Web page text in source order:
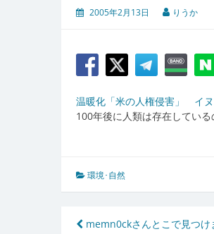
2005年2月13日 りうか
温暖化「米の人権侵害」 イ
100年後に人類は存在してい
環境･自然
投memn0ckさんとこで見つけ